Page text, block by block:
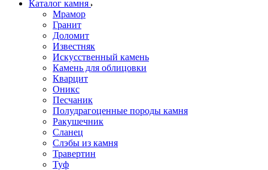
Каталог камня
Мрамор
Гранит
Доломит
Известняк
Искусственный камень
Камень для облицовки
Кварцит
Оникс
Песчаник
Полудрагоценные породы камня
Ракушечник
Сланец
Слэбы из камня
Травертин
Туф